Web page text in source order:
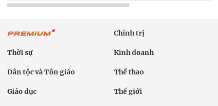
Chính trị
Thời sự Kinh doanh
Dân tộc và Tôn giáo Thể thao
Giáo dục Thế giới